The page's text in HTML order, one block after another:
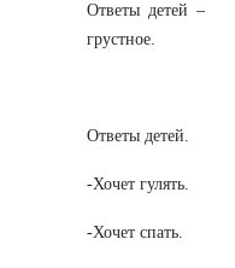
Ответы детей –
грустное.
Ответы детей.
-Хочет гулять.
-Хочет спать.